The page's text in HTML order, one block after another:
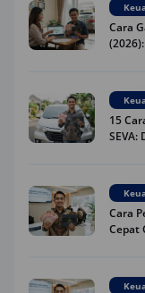
Cara
15
SEVA:
Cara
Cepat